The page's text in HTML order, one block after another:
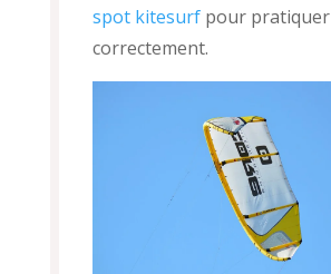
spot kitesurfpour pratiquer
correctement.